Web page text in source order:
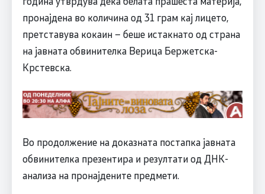
пронајдена во количина од 31 грам кај лицето,
претставува кокаин – беше истакнато од страна
на јавната обвинителка Верица Бержетска-
Крстевска.
Во продолжение на доказната постапка јавната
обвинителка презентира и резултати од ДНК-
анализа на пронајдените предмети.